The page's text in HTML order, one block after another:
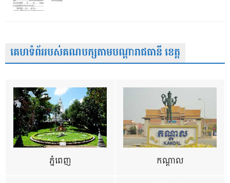
គេហទំព័ររបស់គណបក្សតាមបណ្តារាជធានី ខេត្ត
ភ្នំពេញ កណ្តាល